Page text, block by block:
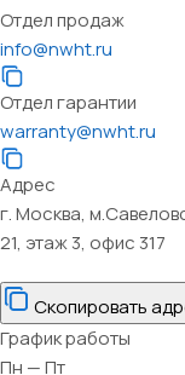
Отдел продаж
info@nwht.ru
Отдел гарантии
warranty@nwht.ru
Адрес
г. Москва,
21, этаж 3, офис 317
Скопировать
График работы
Пн — Пт